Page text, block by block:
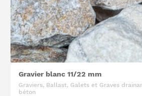
Gravier blanc 11/22 mm
Graviers, Ballast, Galets et Graves
béton